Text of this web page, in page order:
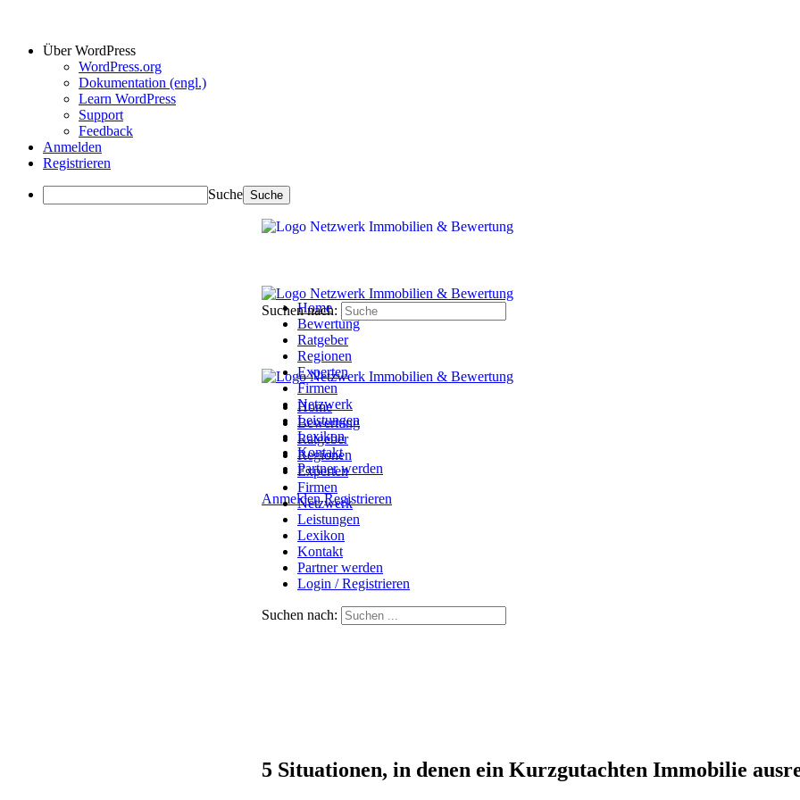
Über WordPress
WordPress.org
Dokumentation (engl.)
Learn WordPress
Support
Feedback
Anmelden
Registrieren
Suche
Home
Bewertung
Ratgeber
Regionen
Experten
Firmen
Netzwerk
Leistungen
Lexikon
Kontakt
Partner werden
Anmelden Registrieren
Suchen nach:
Home
Bewertung
Ratgeber
Regionen
Experten
Firmen
Netzwerk
Leistungen
Lexikon
Kontakt
Partner werden
Login / Registrieren
Suchen nach:
5 Situationen, in denen ein Kurzgutachten Immobilie